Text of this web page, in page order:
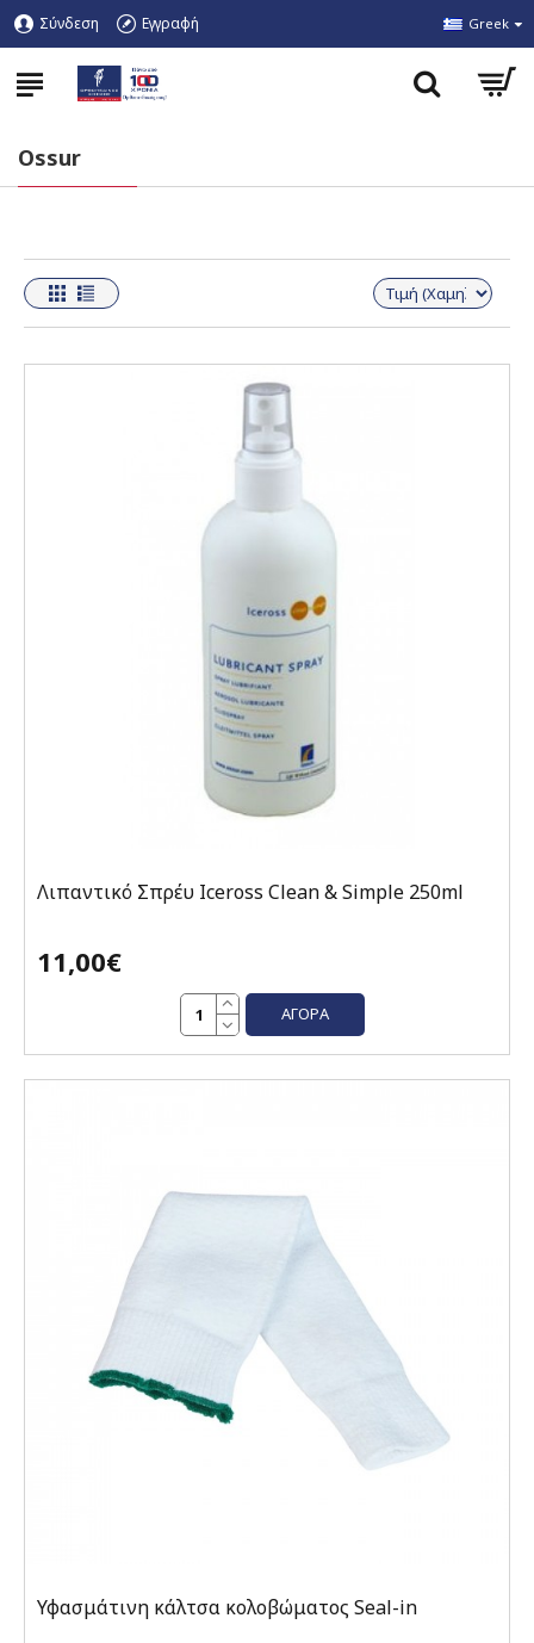
Σύνδεση Εγγραφή Greek
Ossur
Λιπαντικό Σπρέυ Iceross Clean & Simple 250ml
11,00€
ΑΓΟΡΆ
Υφασμάτινη κάλτσα κολοβώματος Seal-in